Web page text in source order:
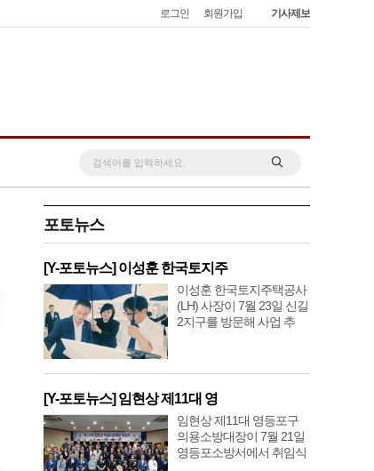
로그인 회원가입 기사제보
포토뉴스
[Y-포토뉴스] 이성훈 한국토지주
이성훈 한국토지주택공사
(LH) 사장이 7월 23일 신길
2지구를 방문해 사업 추
[Y-포토뉴스] 임현상 제11대 영
임현상 제11대 영등포구
의용소방대장이 7월 21일
영등포소방서에서 취임식